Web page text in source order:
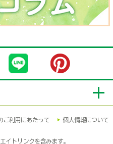
ご利用にあたって 個人情報について
イトリンクを含みます。